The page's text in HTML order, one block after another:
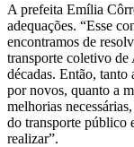
A prefeita Emília
adequações. “Esse
encontramos de
transporte coletivo de
décadas. Então, tanto
por novos, quanto a
melhorias
do transporte público
realizar”.